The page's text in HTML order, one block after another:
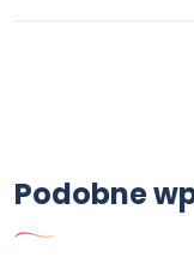
Podobne
Gdzie
ukończenia
wpisem